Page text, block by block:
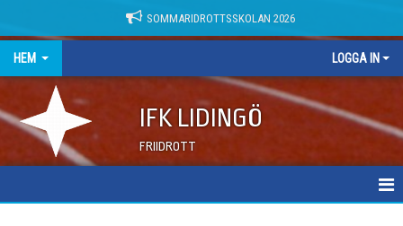
SOMMARIDROTTSSKOLAN 2026
HEM LOGGA IN
IFK LIDINGÖ
FRIIDROTT